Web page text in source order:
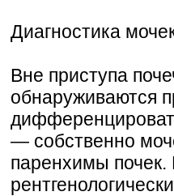
Диагностика
Вне приступа
обнаруживаются
— собственно
паренхимы почек.